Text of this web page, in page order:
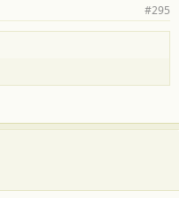
#295